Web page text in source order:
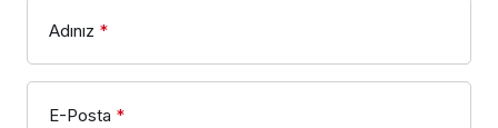
Adınız *
E-Posta *